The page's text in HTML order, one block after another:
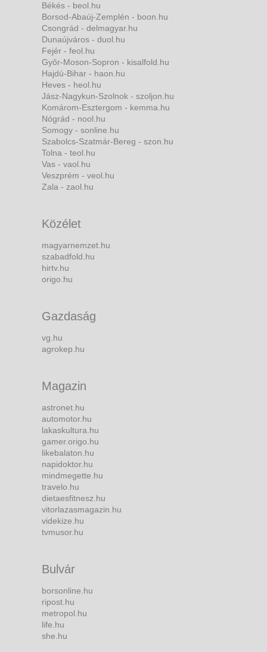
Békés - beol.hu
Borsod-Abaúj-Zemplén - boon.hu
Csongrád - delmagyar.hu
Dunaújváros - duol.hu
Fejér - feol.hu
Győr-Moson-Sopron - kisalfold.hu
Hajdú-Bihar - haon.hu
Heves - heol.hu
Jász-Nagykun-Szolnok - szoljon.hu
Komárom-Esztergom - kemma.hu
Nógrád - nool.hu
Somogy - sonline.hu
Szabolcs-Szatmár-Bereg - szon.hu
Tolna - teol.hu
Vas - vaol.hu
Veszprém - veol.hu
Zala - zaol.hu
Közélet
magyarnemzet.hu
szabadfold.hu
hirtv.hu
origo.hu
Gazdaság
vg.hu
agrokep.hu
Magazin
astronet.hu
automotor.hu
lakaskultura.hu
gamer.origo.hu
likebalaton.hu
napidoktor.hu
mindmegette.hu
travelo.hu
dietaesfitnesz.hu
vitorlazasmagazin.hu
videkize.hu
tvmusor.hu
Bulvár
borsonline.hu
ripost.hu
metropol.hu
life.hu
she.hu